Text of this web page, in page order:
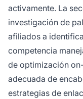
activamente. La
investigación de
afiliados a
competencia
de optimización
adecuada de
estrategias de